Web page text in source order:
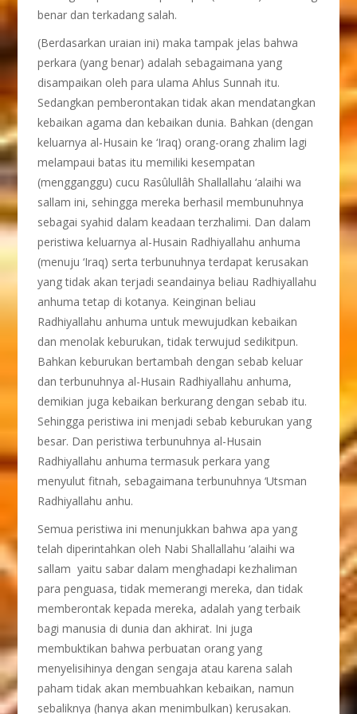
benar dan terkadang salah.
(Berdasarkan uraian ini) maka tampak jelas bahwa
perkara (yang benar) adalah sebagaimana yang
disampaikan oleh para ulama Ahlus Sunnah itu.
Sedangkan pemberontakan tidak akan mendatangkan
kebaikan agama dan kebaikan dunia. Bahkan (dengan
keluarnya al-Husain ke ‘Iraq) orang-orang zhalim lagi
melampaui batas itu memiliki kesempatan
(mengganggu) cucu Rasûlullâh Shallallahu ‘alaihi wa
sallam ini, sehingga mereka berhasil membunuhnya
sebagai syahid dalam keadaan terzhalimi. Dan dalam
peristiwa keluarnya al-Husain Radhiyallahu anhuma
(menuju ‘Iraq) serta terbunuhnya terdapat kerusakan
yang tidak akan terjadi seandainya beliau Radhiyallahu
anhuma tetap di kotanya. Keinginan beliau
Radhiyallahu anhuma untuk mewujudkan kebaikan
dan menolak keburukan, tidak terwujud sedikitpun.
Bahkan keburukan bertambah dengan sebab keluar
dan terbunuhnya al-Husain Radhiyallahu anhuma,
demikian juga kebaikan berkurang dengan sebab itu.
Sehingga peristiwa ini menjadi sebab keburukan yang
besar. Dan peristiwa terbunuhnya al-Husain
Radhiyallahu anhuma termasuk perkara yang
menyulut fitnah, sebagaimana terbunuhnya ‘Utsman
Radhiyallahu anhu.
Semua peristiwa ini menunjukkan bahwa apa yang
telah diperintahkan oleh Nabi Shallallahu ‘alaihi wa
sallam yaitu sabar dalam menghadapi kezhaliman
para penguasa, tidak memerangi mereka, dan tidak
memberontak kepada mereka, adalah yang terbaik
bagi manusia di dunia dan akhirat. Ini juga
membuktikan bahwa perbuatan orang yang
menyelisihinya dengan sengaja atau karena salah
paham tidak akan membuahkan kebaikan, namun
sebaliknya (hanya akan menimbulkan) kerusakan.